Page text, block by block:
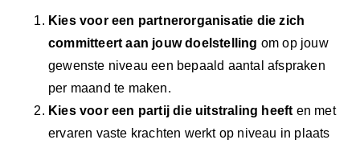
Kies voor een partnerorganisatie die zich
committeert aan jouw doelstelling om op jouw
gewenste niveau een bepaald aantal afspraken
per maand te maken.
Kies voor een partij die uitstraling heeft en met
ervaren vaste krachten werkt op niveau in plaats